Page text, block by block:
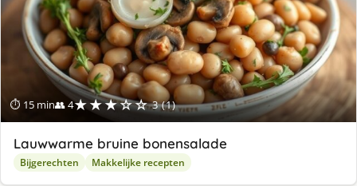
⏱ 15 min👥 4★★★☆☆ 3 (1)
Lauwwarme bruine bonensalade
Bijgerechten Makkelijke recepten